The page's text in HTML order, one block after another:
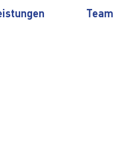
Team